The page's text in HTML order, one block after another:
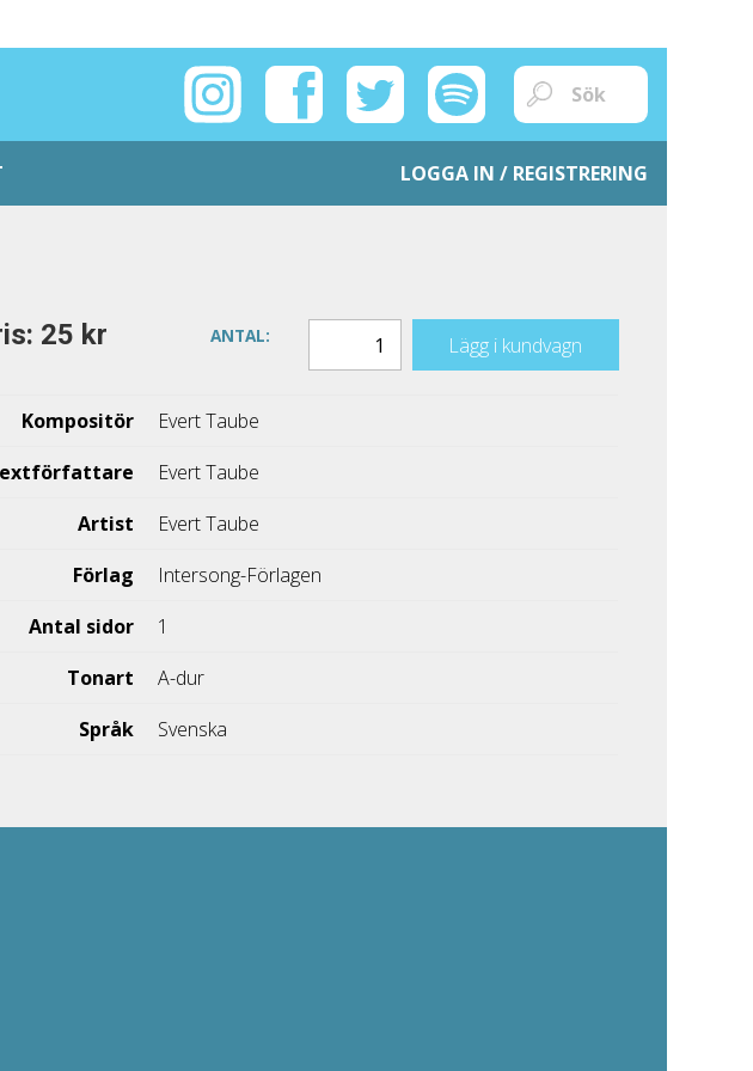
LOGGA IN / REGISTRERING
25 kr ANTAL: Lägg i kundvagn
Kompositör
Evert Taube
Evert Taube
Artist
Evert Taube
Förlag
Intersong-Förlagen
Antal sidor
1
Tonart
A-dur
Språk
Svenska